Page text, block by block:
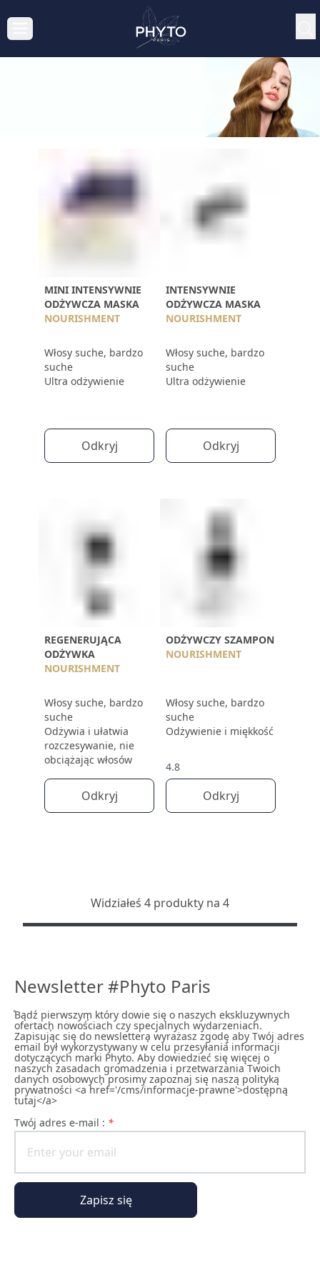
MINI INTENSYWNIE
ODŻYWCZA MASKA
NOURISHMENT
Włosy suche, bardzo
suche
Ultra odżywienie
Odkryj
INTENSYWNIE
ODŻYWCZA MASKA
NOURISHMENT
Włosy suche, bardzo
suche
Ultra odżywienie
Odkryj
REGENERUJĄCA
ODŻYWKA
NOURISHMENT
Włosy suche, bardzo
suche
Odżywia i ułatwia
rozczesywanie, nie
obciążając włosów
Odkryj
ODŻYWCZY SZAMPON
NOURISHMENT
Włosy suche, bardzo
suche
Odżywienie i miękkość
4.8
Odkryj
Widziałeś 4 produkty na 4
Newsletter #Phyto Paris
ͣBądź pierwszym͕ który dowie się o naszych ekskluzywnych
ofertach͕ nowościach czy specjalnych wydarzeniach͘.
Zapisując się do newslettera͕ wyrażasz zgodę͕ aby Twój adres
email był wykorzystywany w celu przesyłania informacji
dotyczących marki Phyto. Aby dowiedzieć się więcej o
naszych zasadach gromadzenia i przetwarzania Twoich
danych osobowych͕ prosimy zapoznaj się naszą polityką
prywatności <a href='/cms/informacje-prawne'>dostępną
tutaj</a>
Twój adres e-mail : *
Zapisz się